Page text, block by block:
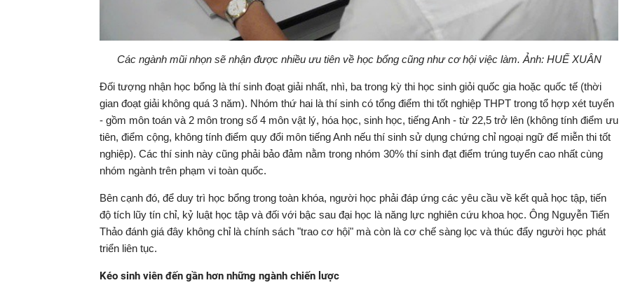
Các ngành mũi nhọn sẽ nhận được nhiều ưu tiên về học bổng cũng như cơ hội việc làm. Ảnh: HUẾ XUÂN
Đối tượng nhận học bổng là thí sinh đoạt giải nhất, nhì, ba trong kỳ thi học sinh giỏi quốc gia hoặc quốc tế (thời
gian đoạt giải không quá 3 năm). Nhóm thứ hai là thí sinh có tổng điểm thi tốt nghiệp THPT trong tổ hợp xét tuyển
- gồm môn toán và 2 môn trong số 4 môn vật lý, hóa học, sinh học, tiếng Anh - từ 22,5 trở lên (không tính điểm ưu
tiên, điểm cộng, không tính điểm quy đổi môn tiếng Anh nếu thí sinh sử dụng chứng chỉ ngoại ngữ để miễn thi tốt
nghiệp). Các thí sinh này cũng phải bảo đảm nằm trong nhóm 30% thí sinh đạt điểm trúng tuyển cao nhất cùng
nhóm ngành trên phạm vi toàn quốc.
Bên cạnh đó, để duy trì học bổng trong toàn khóa, người học phải đáp ứng các yêu cầu về kết quả học tập, tiến
độ tích lũy tín chỉ, kỷ luật học tập và đối với bậc sau đại học là năng lực nghiên cứu khoa học. Ông Nguyễn Tiến
Thảo đánh giá đây không chỉ là chính sách "trao cơ hội" mà còn là cơ chế sàng lọc và thúc đẩy người học phát
triển liên tục.
Kéo sinh viên đến gần hơn những ngành chiến lược